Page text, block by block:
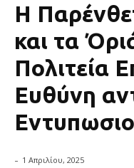
Η
και τα
Πολιτεία
Ευθύνη
- 1 Απριλίου, 2025